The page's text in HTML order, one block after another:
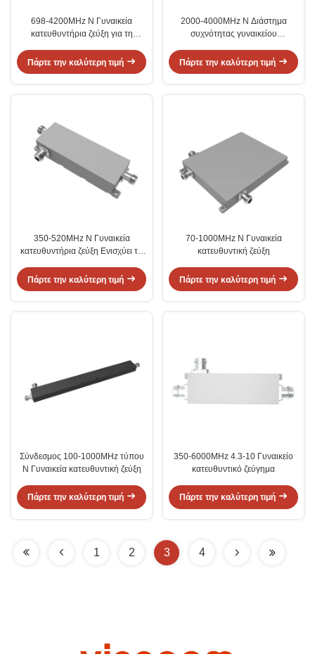
698-4200MHz N Γυναικεία
κατευθυντήρια ζεύξη για τη
Πάρτε την καλύτερη τιμή
2000-4000MHz N Διάστημα
συχνότητας γυναικείου
80°C
Πάρτε την καλύτερη τιμή
350-520MHz N Γυναικεία
κατευθυντήρια ζεύξη Ενισχύει το
Πάρτε την καλύτερη τιμή
70-1000MHz N Γυναικεία
κατευθυντική ζεύξη
Πάρτε την καλύτερη τιμή
Σύνδεσμος 100-1000MHz τύπου
N Γυναικεία κατευθυντική ζεύξη
Πάρτε την καλύτερη τιμή
350-6000MHz 4.3-10 Γυναικείο
κατευθυντικό ζεύγημα
Πάρτε την καλύτερη τιμή
1 2 3 4